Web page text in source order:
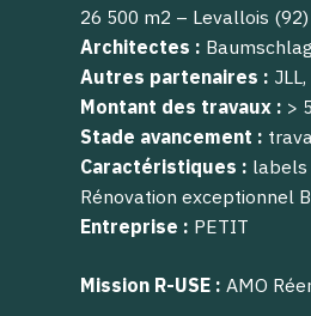
26 500 m2 – Levallois (92)
Architectes :
Autres partenaires :
Montant des travaux : >
Stade avancement :
Caractéristiques : labels
Rénovation exceptionnel
Entreprise : PETIT
Mission R-USE : AMO